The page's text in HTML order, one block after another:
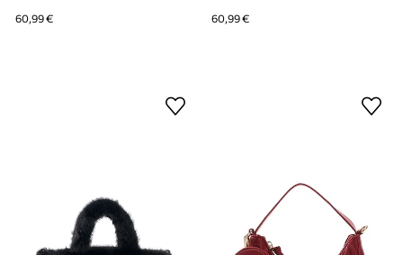
60,99 € 60,99 €